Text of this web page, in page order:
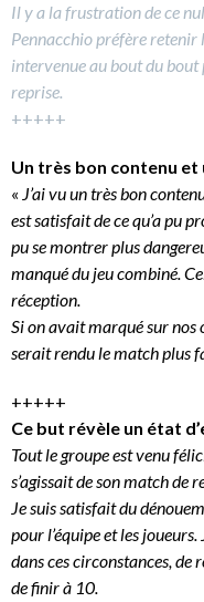
Il y a la frustration de ce
Pennacchio préfère
intervenue au bout du
reprise.
+++++
Un très bon contenu
« J’ai vu un très bon
est satisfait de ce qu’a pu
pu se montrer plus
manqué du jeu combiné.
réception.
Si on avait marqué sur nos
serait rendu le match plus
+++++
Ce but révèle un état
Tout le groupe est venu
s’agissait de son match de
Je suis satisfait du
pour l’équipe et les
dans ces circonstances, de
de finir à 10.